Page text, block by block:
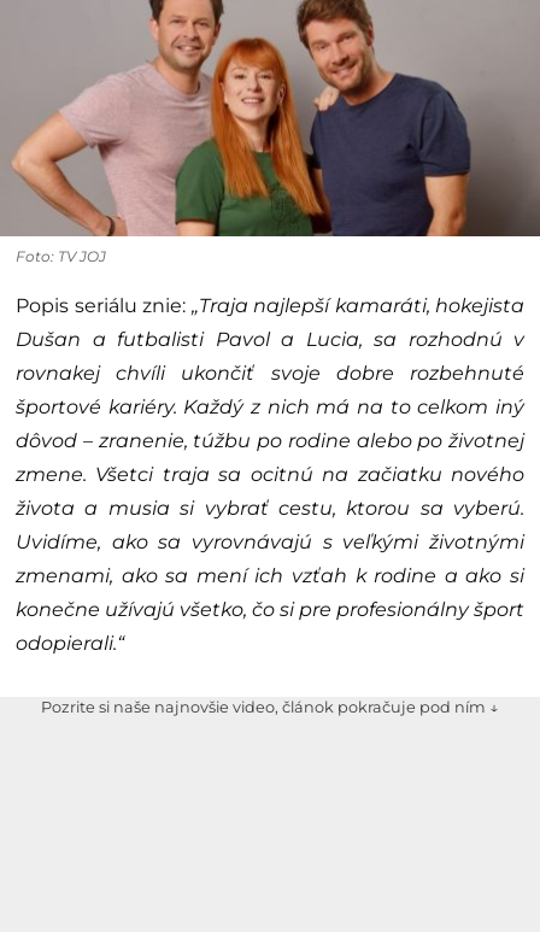
Foto: TV JOJ
Popis seriálu znie: „Traja najlepší kamaráti, hokejista
Dušan a futbalisti Pavol a Lucia, sa rozhodnú v
rovnakej chvíli ukončiť svoje dobre rozbehnuté
športové kariéry. Každý z nich má na to celkom iný
dôvod – zranenie, túžbu po rodine alebo po životnej
zmene. Všetci traja sa ocitnú na začiatku nového
života a musia si vybrať cestu, ktorou sa vyberú.
Uvidíme, ako sa vyrovnávajú s veľkými životnými
zmenami, ako sa mení ich vzťah k rodine a ako si
konečne užívajú všetko, čo si pre profesionálny šport
odopierali.“
Pozrite si naše najnovšie video, článok pokračuje pod ním ↓